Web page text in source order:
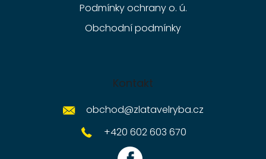
Podmínky ochrany o. ú.
Obchodní podmínky
Kontakt
obchod@zlatavelryba.cz
+420 602 603 670